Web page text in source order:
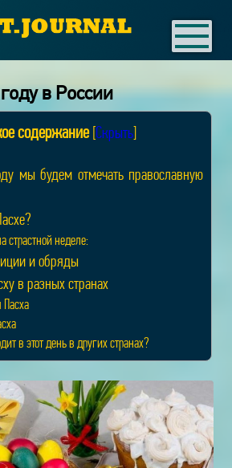
в России
содержание [Скрыть]
мы будем отмечать православную
страстной неделе:
и обряды
в разных странах
Пасха
в этот день в других странах?